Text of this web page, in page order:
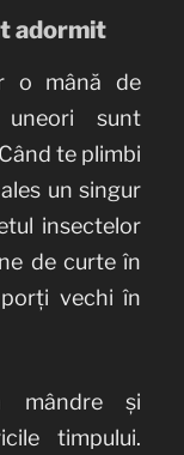
adormit
o mână de
uneori sunt
te plimbi
un singur
insectelor
de curte în
vechi în
mândre și
timpului.